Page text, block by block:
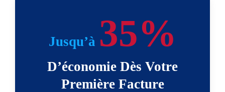
Jusqu’à 35%
D’économie Dès Votre
Première Facture